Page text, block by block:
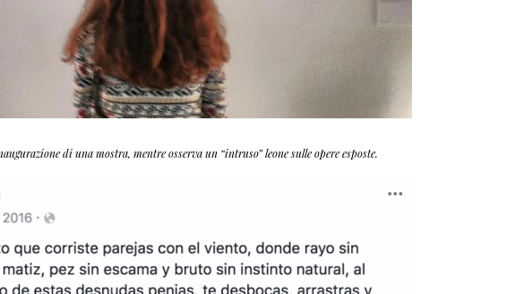
di una mostra, mentre osserva un “intruso” leone sulle opere esposte.